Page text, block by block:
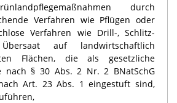
durch
Verfahren wie Pflügen oder
Verfahren wie Drill-, Schlitz-
auf landwirtschaftlich
Flächen, die als gesetzliche
nach § 30 Abs. 2 Nr. 2 BNatSchG
Art. 23 Abs. 1 eingestuft sind,